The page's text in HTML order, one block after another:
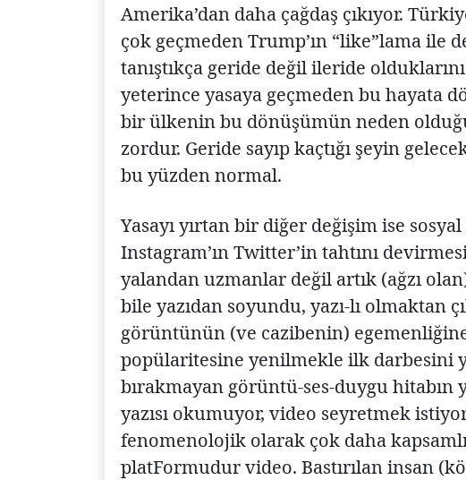
Amerika’dan daha çağdaş çıkıyor.
çok geçmeden Trump’ın “like”lama ile
tanıştıkça geride değil ileride
yeterince yasaya geçmeden bu hayata
bir ülkenin bu dönüşümün neden
zordur. Geride sayıp kaçtığı şeyin
bu yüzden normal.
Yasayı yırtan bir diğer değişim ise
Instagram’ın Twitter’in tahtını
yalandan uzmanlar değil artık (ağzı
bile yazıdan soyundu, yazı-lı olmaktan
görüntünün (ve cazibenin)
popülaritesine yenilmekle ilk darbesini
bırakmayan görüntü-ses-duygu hitabın
yazısı okumuyor, video seyretmek
fenomenolojik olarak çok daha
platFormudur video. Bastırılan insan